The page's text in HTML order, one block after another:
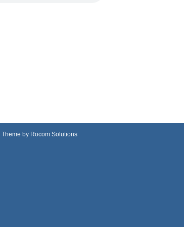
| Theme by Rocom Solutions